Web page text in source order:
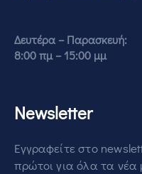
Δευτέρα – Παρασκευή:
8:00 πμ – 15:00 μμ
Newsletter
Εγγραφείτε στο
πρώτοι για όλα τα νέα